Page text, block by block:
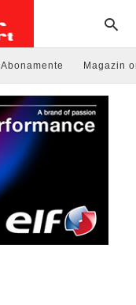
Abonamente Magazin